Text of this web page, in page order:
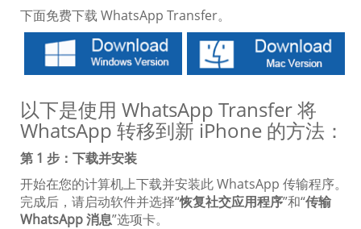
下面免费下载 WhatsApp Transfer。
以下是使用 WhatsApp Transfer 将
WhatsApp 转移到新 iPhone 的方法：
第 1 步：下载并安装
开始在您的计算机上下载并安装此 WhatsApp 传输程序。
完成后，请启动软件并选择“恢复社交应用程序”和“传输
WhatsApp 消息”选项卡。